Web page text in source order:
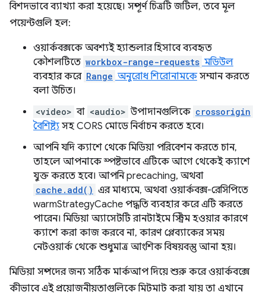
বিশদভাবে ব্যাখ্যা করা হয়েছে। সম্পূর্ণ চিত্রটি জটিল, তবে মূল
পয়েন্টগুলি হল:
ওয়ার্কবক্সকে অবশ্যই হ্যান্ডলার হিসাবে ব্যবহৃত
কৌশলটিতে workbox-range-requests মডিউল
ব্যবহার করে Range অনুরোধ শিরোনামকেসম্মান করতে
বলা উচিত।
<video> বা <audio> উপাদানগুলিকে crossorigin
বৈশিষ্ট্য সহ CORS মোডে নির্বাচন করতে হবে।
আপনি যদি ক্যাশে থেকে মিডিয়া পরিবেশন করতে চান,
তাহলে আপনাকে স্পষ্টভাবে এটিকে আগে থেকেই ক্যাশে
যুক্ত করতে হবে। আপনি precaching, অথবা
cache.add() এর মাধ্যমে, অথবা ওয়ার্কবক্স-রেসিপিতে
warmStrategyCache পদ্ধতি ব্যবহার করে এটি করতে
পারেন। মিডিয়া অ্যাসেটটি রানটাইমে স্ট্রিম হওয়ার কারণে
ক্যাশে করা কাজ করবে না, কারণ প্লেব্যাকের সময়
নেটওয়ার্ক থেকে শুধুমাত্র আংশিক বিষয়বস্তু আনা হয়।
মিডিয়া সম্পদের জন্য সঠিক মার্কআপ দিয়ে শুরু করে ওয়ার্কবক্সে
কীভাবে এই প্রয়োজনীয়তাগুলিকে মিটমাট করা যায় তা এখানে